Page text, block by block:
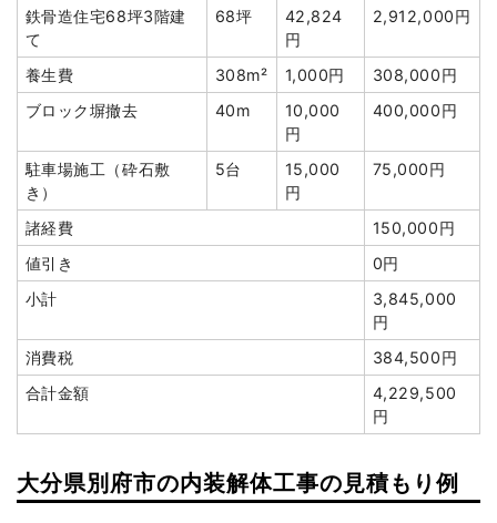
小計
1,620,000円
消費税
129,600円
合計金額
1,749,600円
建物の種類/構造 木造住宅2階建て
品名 数量 単価
金額
木造住宅44坪2階建て
44坪 35,861円
1,577,875円
養生費
220m² 700円
154,000円
鉄骨造住宅68坪3階建
て
68坪
42,824
円
2,912,000円
養生費 308m² 1,000円
308,000円
ブロック塀撤去
40m
10,000
円
400,000円
駐車場施工（砕石敷
き）
5台
15,000
円
75,000円
諸経費
150,000円
値引き
0円
小計
3,845,000
円
消費税
384,500円
合計金額
4,229,500
円
大分県別府市の内装解体工事の見積もり例